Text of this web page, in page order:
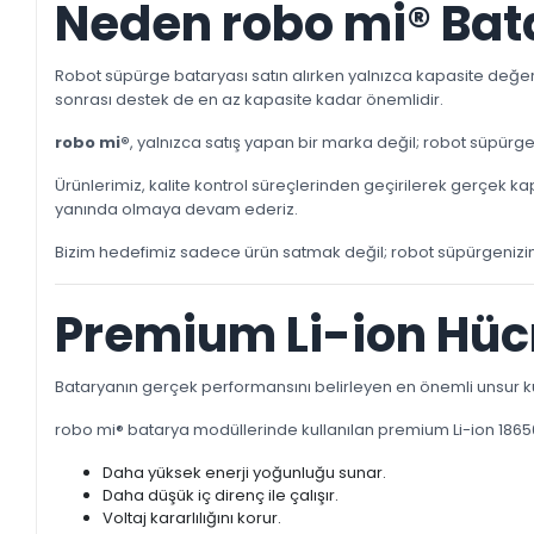
Neden robo mi®
Robot süpürge bataryası satın alırken yalnızca kapasite
sonrası destek de en az kapasite kadar önemlidir.
robo mi®, yalnızca satış yapan bir marka değil; robot
Ürünlerimiz, kalite kontrol süreçlerinden geçirilerek gerçek
yanında olmaya devam ederiz.
Bizim hedefimiz sadece ürün satmak değil; robot
Premium Li-ion
Bataryanın gerçek performansını belirleyen en önemli unsur
robo mi® batarya modüllerinde kullanılan premium Li-ion
Daha yüksek enerji yoğunluğu sunar.
Daha düşük iç direnç ile çalışır.
Voltaj kararlılığını korur.